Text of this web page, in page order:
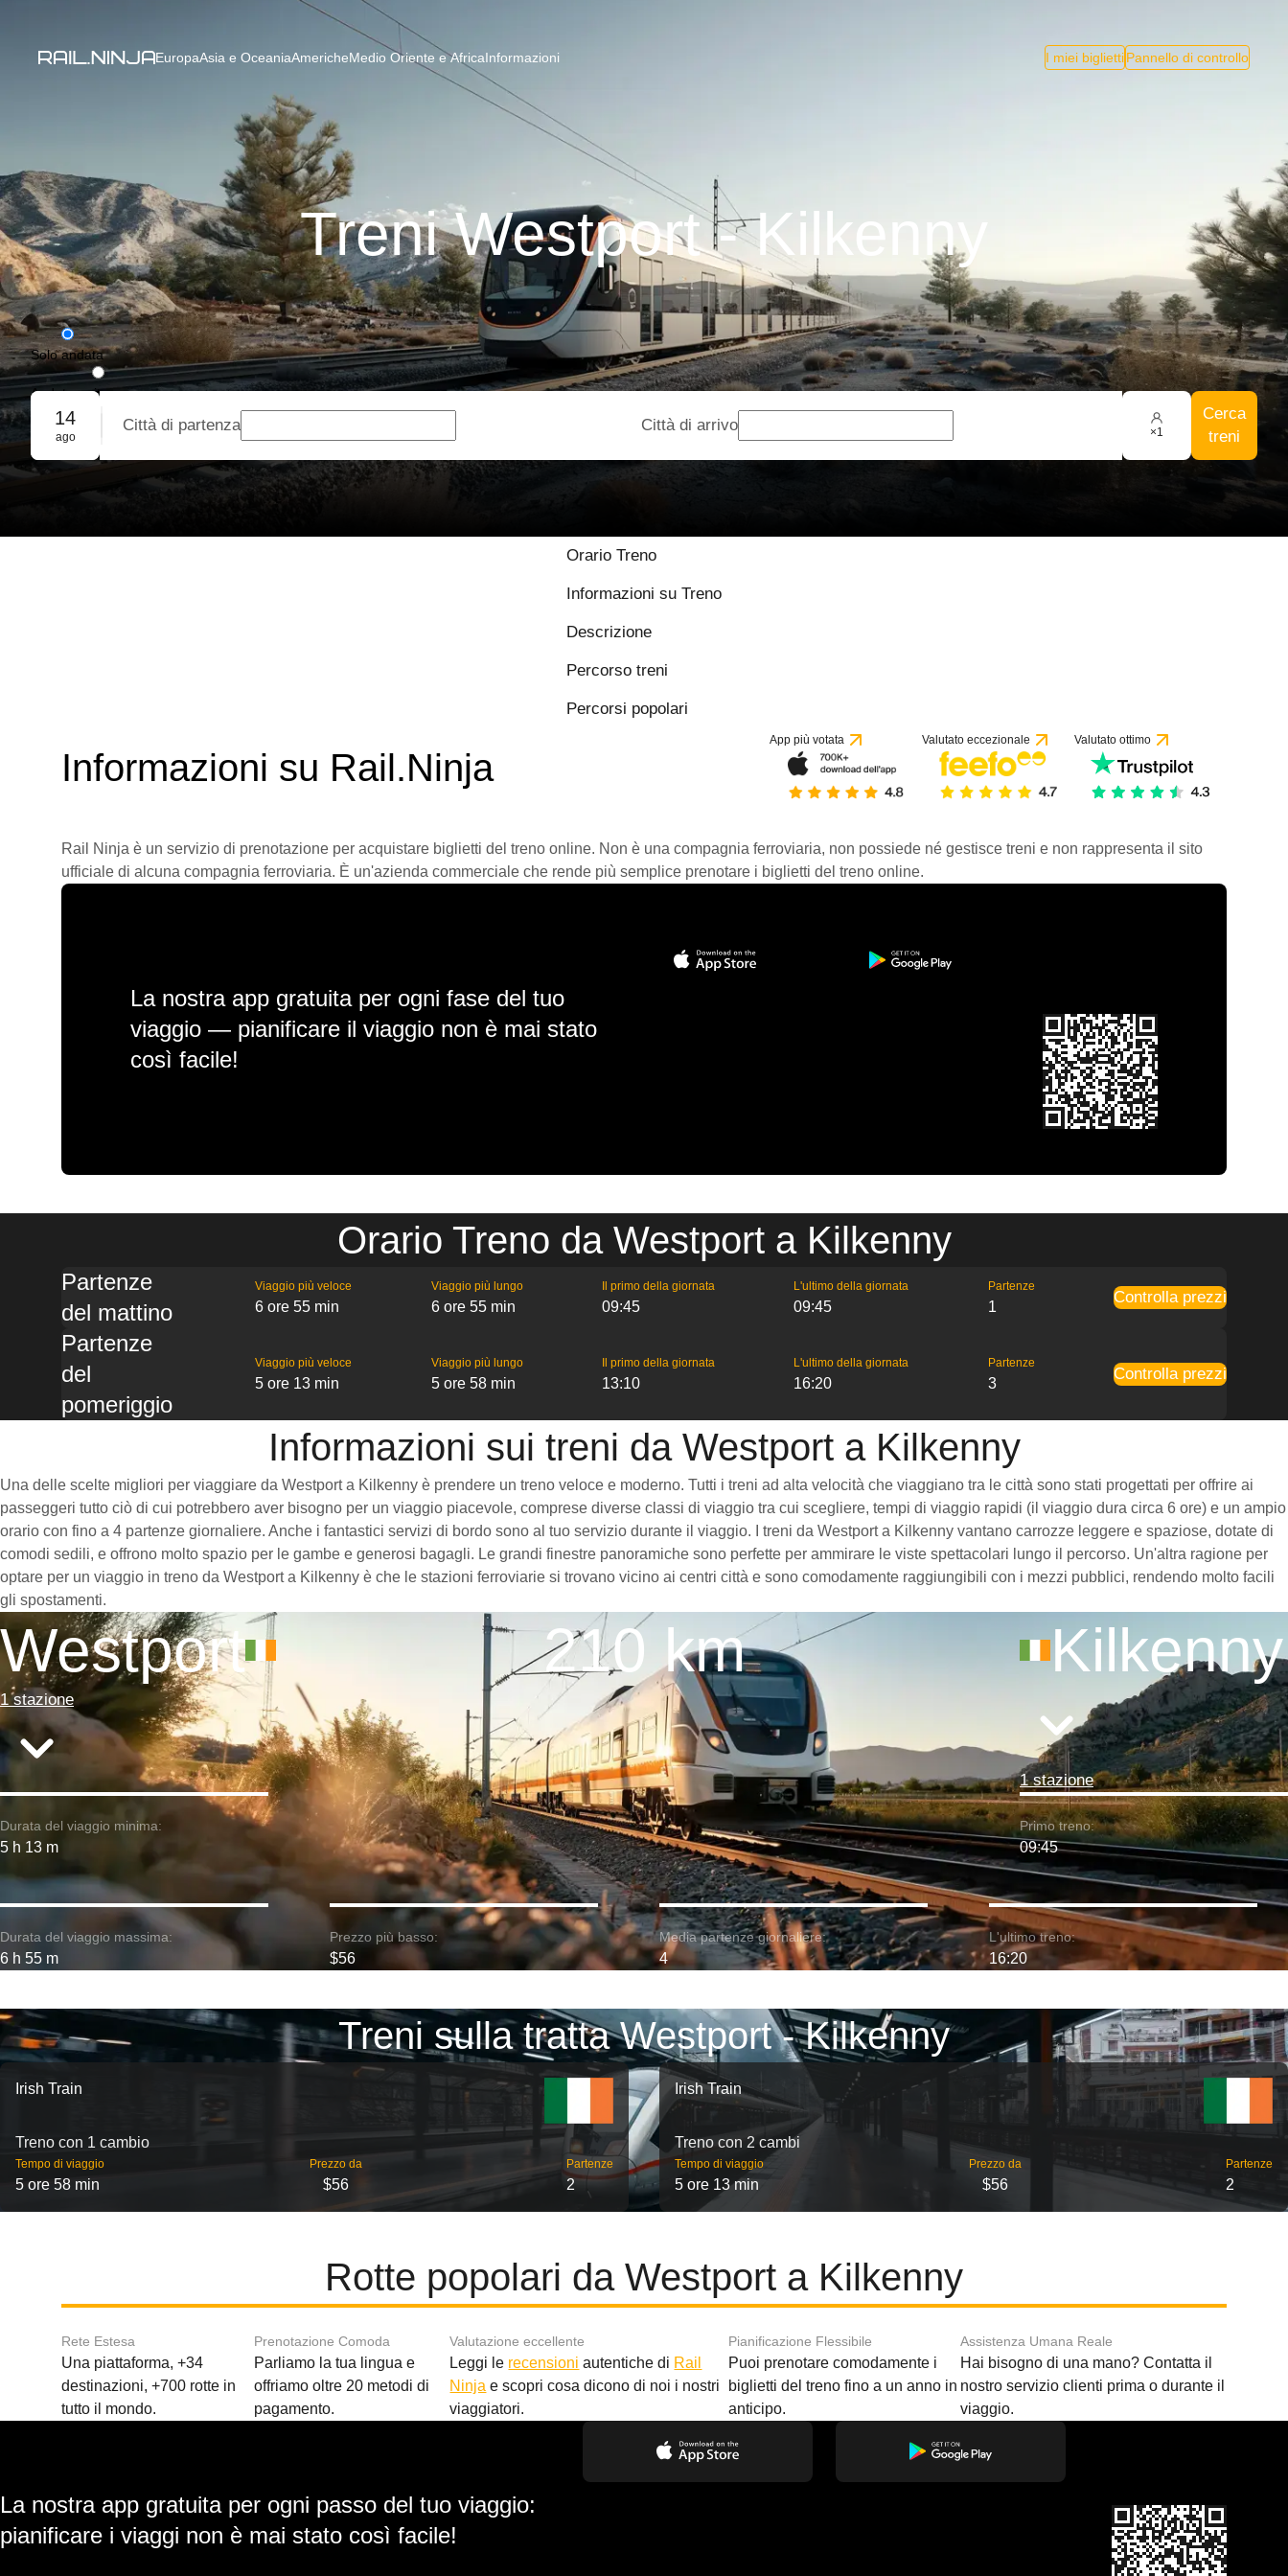
EuropaAsia e OceaniaAmericheMedio Oriente e AfricaInformazioni I miei bigliettiPannello di controllo
Treni Westport - Kilkenny
Solo andata
Andata e ritorno
Prenotazione di gruppo
14
ago
Città di partenza Città di arrivo ×1
Cerca
treni
Orario Treno
Informazioni su Treno
Descrizione
Percorso treni
Percorsi popolari
Informazioni su Rail.Ninja
App più votata Valutato eccezionale Valutato ottimo
Rail Ninja è un servizio di prenotazione per acquistare biglietti del treno online. Non è una compagnia ferroviaria, non possiede né gestisce treni e non rappresenta il sito
ufficiale di alcuna compagnia ferroviaria. È un'azienda commerciale che rende più semplice prenotare i biglietti del treno online.
La nostra app gratuita per ogni fase del tuo
viaggio — pianificare il viaggio non è mai stato
così facile!
Orario Treno da Westport a Kilkenny
Partenze
del mattino
Viaggio più veloce
6 ore 55 min
Viaggio più lungo
6 ore 55 min
Il primo della giornata
09:45
L'ultimo della giornata
09:45
Partenze
1
Controlla prezzi
Partenze
del
pomeriggio
Viaggio più veloce
5 ore 13 min
Viaggio più lungo
5 ore 58 min
Il primo della giornata
13:10
L'ultimo della giornata
16:20
Partenze
3
Controlla prezzi
Informazioni sui treni da Westport a Kilkenny
Una delle scelte migliori per viaggiare da Westport a Kilkenny è prendere un treno veloce e moderno. Tutti i treni ad alta velocità che viaggiano tra le città sono stati progettati per offrire ai
passeggeri tutto ciò di cui potrebbero aver bisogno per un viaggio piacevole, comprese diverse classi di viaggio tra cui scegliere, tempi di viaggio rapidi (il viaggio dura circa 6 ore) e un ampio
orario con fino a 4 partenze giornaliere. Anche i fantastici servizi di bordo sono al tuo servizio durante il viaggio. I treni da Westport a Kilkenny vantano carrozze leggere e spaziose, dotate di
comodi sedili, e offrono molto spazio per le gambe e generosi bagagli. Le grandi finestre panoramiche sono perfette per ammirare le viste spettacolari lungo il percorso. Un'altra ragione per
optare per un viaggio in treno da Westport a Kilkenny è che le stazioni ferroviarie si trovano vicino ai centri città e sono comodamente raggiungibili con i mezzi pubblici, rendendo molto facili
gli spostamenti.
Westport
1 stazione
210 km Kilkenny
1 stazione
Durata del viaggio minima:
5 h 13 m
Primo treno:
09:45
Durata del viaggio massima:
6 h 55 m
Prezzo più basso:
$56
Media partenze giornaliere:
4
L'ultimo treno:
16:20
Treni sulla tratta Westport - Kilkenny
Irish Train
Treno con 1 cambio
Tempo di viaggio
5 ore 58 min
Prezzo da
$56
Partenze
2
Irish Train
Treno con 2 cambi
Tempo di viaggio
5 ore 13 min
Prezzo da
$56
Partenze
2
Rotte popolari da Westport a Kilkenny
Rete Estesa
Una piattaforma, +34
destinazioni, +700 rotte in
tutto il mondo.
Prenotazione Comoda
Parliamo la tua lingua e
offriamo oltre 20 metodi di
pagamento.
Valutazione eccellente
Leggi le recensioni autentiche di Rail
Ninja e scopri cosa dicono di noi i nostri
viaggiatori.
Pianificazione Flessibile
Puoi prenotare comodamente i
biglietti del treno fino a un anno in
anticipo.
Assistenza Umana Reale
Hai bisogno di una mano? Contatta il
nostro servizio clienti prima o durante il
viaggio.
La nostra app gratuita per ogni passo del tuo viaggio:
pianificare i viaggi non è mai stato così facile!